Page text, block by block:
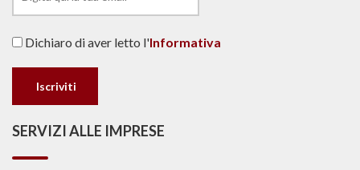
Dichiaro di aver letto l'Informativa
SERVIZI ALLE IMPRESE